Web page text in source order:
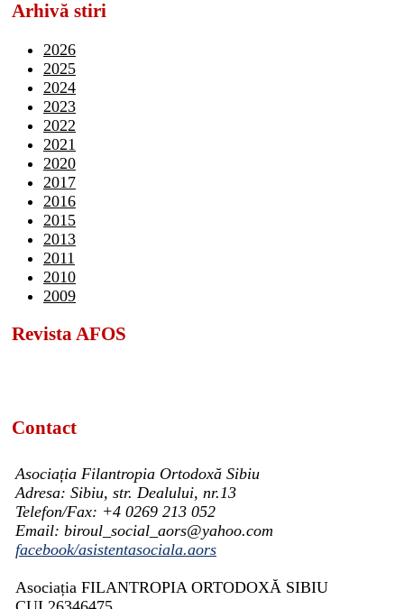
Arhivă stiri
2026
2025
2024
2023
2022
2021
2020
2017
2016
2015
2013
2011
2010
2009
Revista AFOS
Contact
Asociația Filantropia Ortodoxă Sibiu
Adresa: Sibiu, str. Dealului, nr.13
Telefon/Fax: +4 0269 213 052
Email: biroul_social_aors@yahoo.com
facebook/asistentasociala.aors
Asociația FILANTROPIA ORTODOXĂ SIBIU